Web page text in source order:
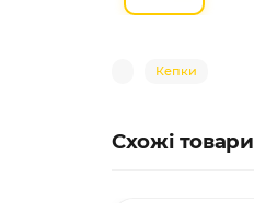
Кепки
Схожі товари